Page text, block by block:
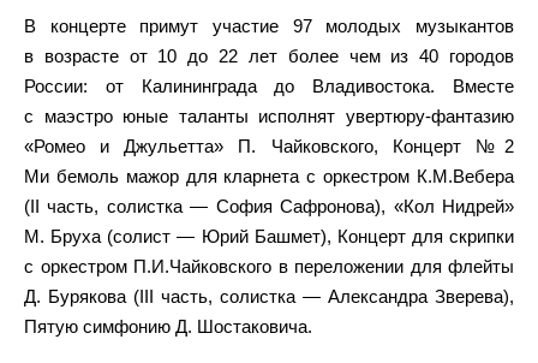
В концерте примут участие 97 молодых музыкантов
в возрасте от 10 до 22 лет более чем из 40 городов
России: от Калининграда до Владивостока. Вместе
с маэстро юные таланты исполнят увертюру-фантазию
«Ромео и Джульетта» П. Чайковского, Концерт №2
Ми бемоль мажор для кларнета с оркестром К.М.Вебера
(II часть, солистка — София Сафронова), «Кол Нидрей»
М. Бруха (солист — Юрий Башмет), Концерт для скрипки
с оркестром П.И.Чайковского в переложении для флейты
Д. Бурякова (III часть, солистка — Александра Зверева),
Пятую симфонию Д. Шостаковича.